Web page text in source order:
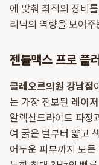
에 맞춰 최적의 장비
리닉의 역량을 보여
젠틀맥스 프로 플
클레오르의원 강남점
는 가장 진보된 레이
알렉산드라이트 파
여 굵은 털부터 얇고
어두운 피부까지 모